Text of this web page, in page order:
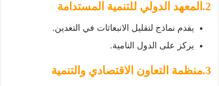
2.المعهد الدولي للتنمية المستدامة
يقدم نماذج لتقليل الانبعاثات في التعدين.
يركز على الدول النامية.
3.منظمة التعاون الاقتصادي والتنمية